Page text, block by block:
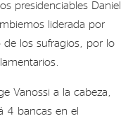
presidenciables Daniel
liderada por
los sufragios, por lo
Vanossi a la cabeza,
4 bancas en el